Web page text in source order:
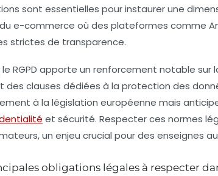
sont essentielles pour instaurer une
e-commerce où des plateformes comme
strictes de transparence.
RGPD apporte un renforcement notable sur
des clauses dédiées à la protection des
à la législation européenne mais
et sécurité. Respecter ces normes
un enjeu crucial pour des enseignes
obligations légales à respecter